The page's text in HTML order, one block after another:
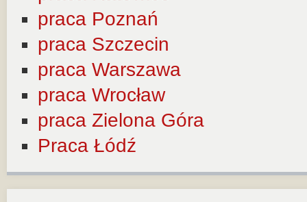
praca Poznań
praca Szczecin
praca Warszawa
praca Wrocław
praca Zielona Góra
Praca Łódź